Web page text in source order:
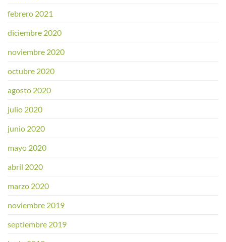
febrero 2021
diciembre 2020
noviembre 2020
octubre 2020
agosto 2020
julio 2020
junio 2020
mayo 2020
abril 2020
marzo 2020
noviembre 2019
septiembre 2019